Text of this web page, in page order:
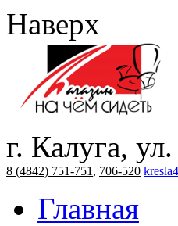
Наверх
г. Калуга,
8 (4842) 751-751 , 706-520
Главная